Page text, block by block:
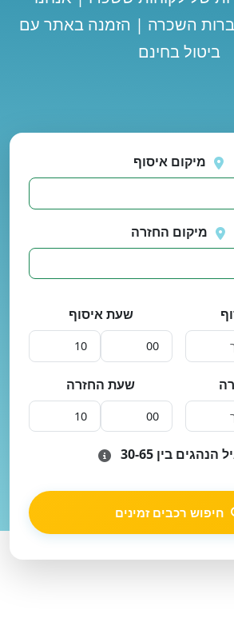
בין 63 חברות השכרה | הזמנה באתר עם
ביטול בחינם
שוב
מיקום איסוף
מיקום החזרה
שעת איסוף
שעת החזרה
הנהגים בין 30-65
חיפוש רכבים זמינים